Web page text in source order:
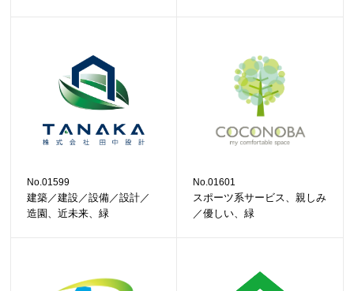
No.01599
建築／建設／設備／設計／
造園、近未来、緑
No.01601
スポーツ系サービス、親しみ
／優しい、緑